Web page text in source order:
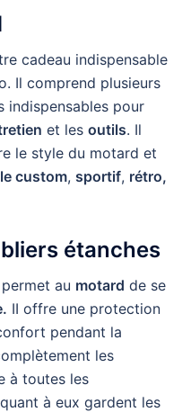
cadeau indispensable
Il comprend plusieurs
indispensables pour
et les outils. Il
le style du motard et
custom, sportif, rétro,
étanches
au motard de se
II offre une protection
pendant la
les
à toutes les
quant à eux gardent les